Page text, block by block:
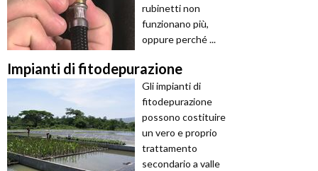
rubinetti non
funzionano più,
oppure perché ...
Impianti di fitodepurazione
Gli impianti di
fitodepurazione
possono costituire
un vero e proprio
trattamento
secondario a valle